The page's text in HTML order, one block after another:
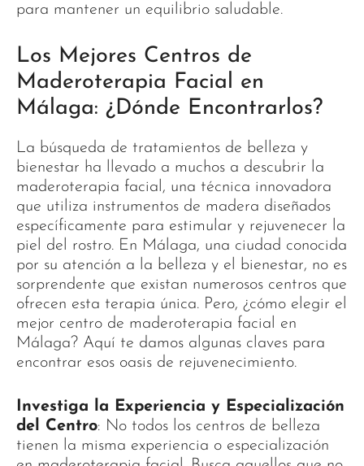
para mantener un equilibrio saludable.
Los Mejores Centros de
Maderoterapia Facial en
Málaga: ¿Dónde Encontrarlos?
La búsqueda de tratamientos de belleza y
bienestar ha llevado a muchos a descubrir la
maderoterapia facial, una técnica innovadora
que utiliza instrumentos de madera diseñados
específicamente para estimular y rejuvenecer la
piel del rostro. En Málaga, una ciudad conocida
por su atención a la belleza y el bienestar, no es
sorprendente que existan numerosos centros que
ofrecen esta terapia única. Pero, ¿cómo elegir el
mejor centro de maderoterapia facial en
Málaga? Aquí te damos algunas claves para
encontrar esos oasis de rejuvenecimiento.
Investiga la Experiencia y Especialización
del Centro: No todos los centros de belleza
tienen la misma experiencia o especialización